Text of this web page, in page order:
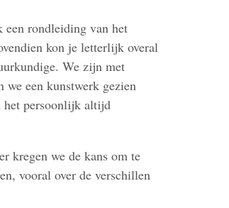
rondleiding van het
kon je letterlijk overal
We zijn met
we een kunstwerk gezien
het persoonlijk altijd
kregen we de kans om te
vooral over de verschillen